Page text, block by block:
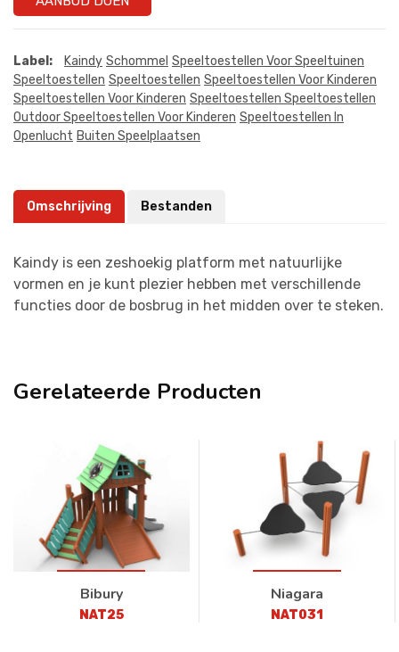
Label: Kaindy Schommel Speeltoestellen Voor Speeltuinen
Speeltoestellen Speeltoestellen Speeltoestellen Voor Kinderen
Speeltoestellen Voor Kinderen Speeltoestellen Speeltoestellen
Outdoor Speeltoestellen Voor Kinderen Speeltoestellen In
Openlucht Buiten Speelplaatsen
Omschrijving Bestanden
Kaindy is een zeshoekig platform met natuurlijke
vormen en je kunt plezier hebben met verschillende
functies door de bosbrug in het midden over te steken.
Gerelateerde Producten
Bibury
NAT25
Niagara
NAT031